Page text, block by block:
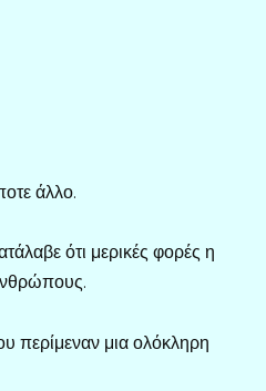
άλλο.
ότι μερικές φορές η
περίμεναν μια ολόκληρη